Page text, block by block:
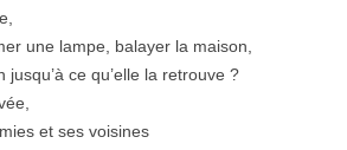
une lampe, balayer la maison,
ce qu’elle la retrouve ?
et ses voisines